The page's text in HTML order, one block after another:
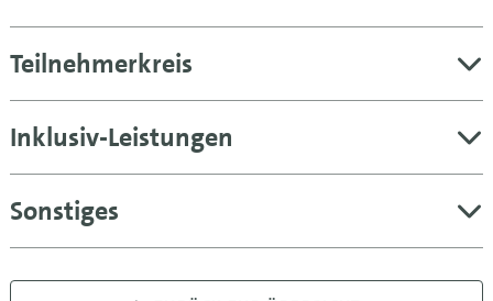
Teilnehmerkreis
Inklusiv-Leistungen
Sonstiges